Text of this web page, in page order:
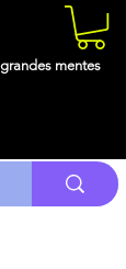
mentes